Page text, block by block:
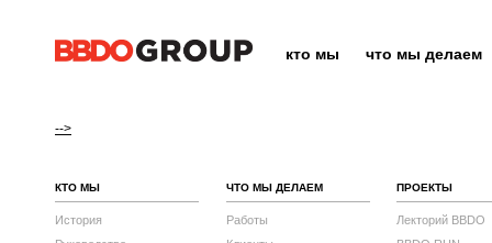
кто мы что мы делаем
-->
КТО МЫ
История
ЧТО МЫ ДЕЛАЕМ
Работы
ПРОЕКТЫ
Лекторий BBDO